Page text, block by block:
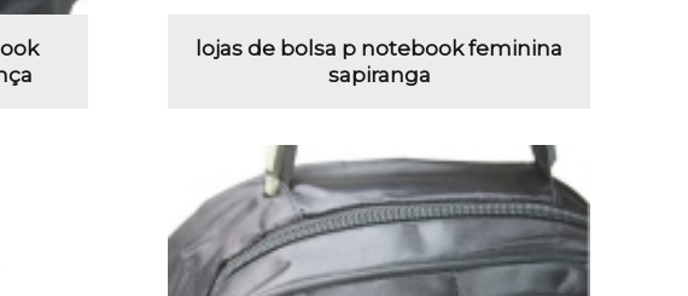
lojas de bolsa p notebook feminina
sapiranga